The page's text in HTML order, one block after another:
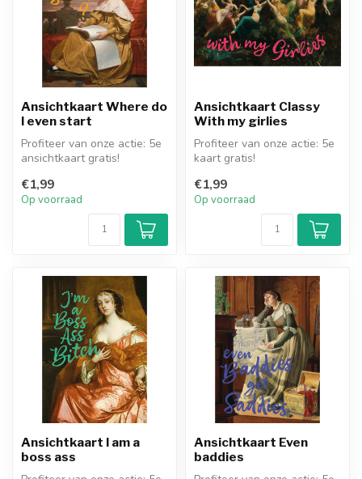
Ansichtkaart Where do
I even start
Profiteer van onze actie: 5e
ansichtkaart gratis!
€1,99
Op voorraad
Ansichtkaart Classy
With my girlies
Profiteer van onze actie: 5e
kaart gratis!
€1,99
Op voorraad
Ansichtkaart I am a
boss ass
Ansichtkaart Even
baddies